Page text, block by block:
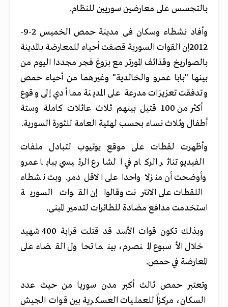
بالتجسس على معارضين سوريين للنظام.
وأفاد نشطاء وسكان فى مدينة حمص الخميس 2-9-
2012إن القوات السورية قصفت أحياء للمعارضة بالمدينة
بالصواريخ وقذائف المورتر مع بزوغ فجر مجددا اليوم من
بينها "بابا عمرو والخالدية" وغيرهما من أحياء حمص
وتدفقت تعزيزات مدرعة على المدينة مما أدي إلى وقوع
أكثر من 100 قتيل بينهم ثلاث عائلات كاملة وستة
أطفال وثلاث نساء بحسب لهئية العامة للثورة السورية.
وأظهرت لقطات على موقع يوتيوب لتبادل ملفات
الفيديو تناثر الركام في الشارع الرئيسي ببابا عمرو
وأوضحت أن منزلا واحدا على الاقل دمر. وبث نشطاء
اللقطات على الانترنت وقالوا إن القوات السورية
استخدمت مدافع مضادة للطائرات لتدمير المبنى.
وبذلك تكون قوات الأسد قد قتلت قرابة 400 شهيد
خلال الأسبوع المنصرم، بينما تحاول القضاء على
المعارضة في حمص.
وتعتبر حمص ثالث أكبر مدن سوريا من حيث عدد
السكان، مركزاً للعمليات العسكرية بين قوات الجيش